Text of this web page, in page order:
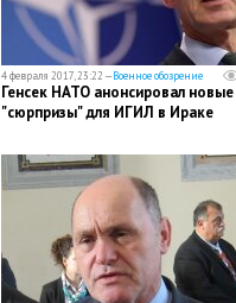
4 февраля 2017, 23:22 —Военное обозрение
Генсек НАТО анонсировал новые
"сюрпризы" для ИГИЛ в Ираке